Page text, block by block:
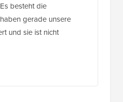
besteht die
gerade unsere
und sie ist nicht